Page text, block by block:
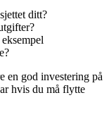
ditt?
en god investering på
hvis du må flytte